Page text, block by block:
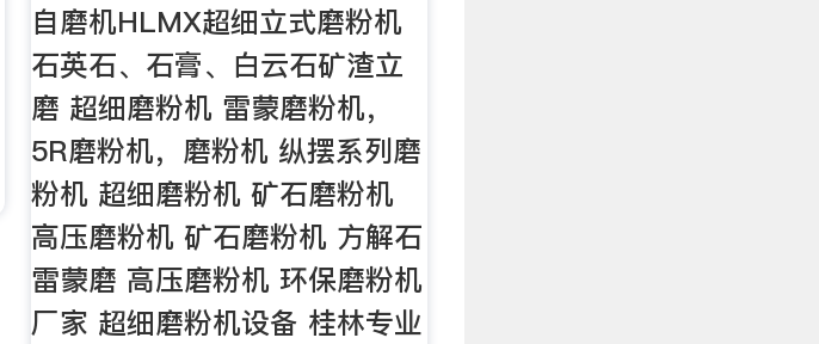
自磨机HLMX超细立式磨粉机
石英石、石膏、白云石矿渣立
磨 超细磨粉机 雷蒙磨粉机，
5R磨粉机，磨粉机 纵摆系列磨
粉机 超细磨粉机 矿石磨粉机
高压磨粉机 矿石磨粉机 方解石
雷蒙磨 高压磨粉机 环保磨粉机
厂家 超细磨粉机设备 桂林专业